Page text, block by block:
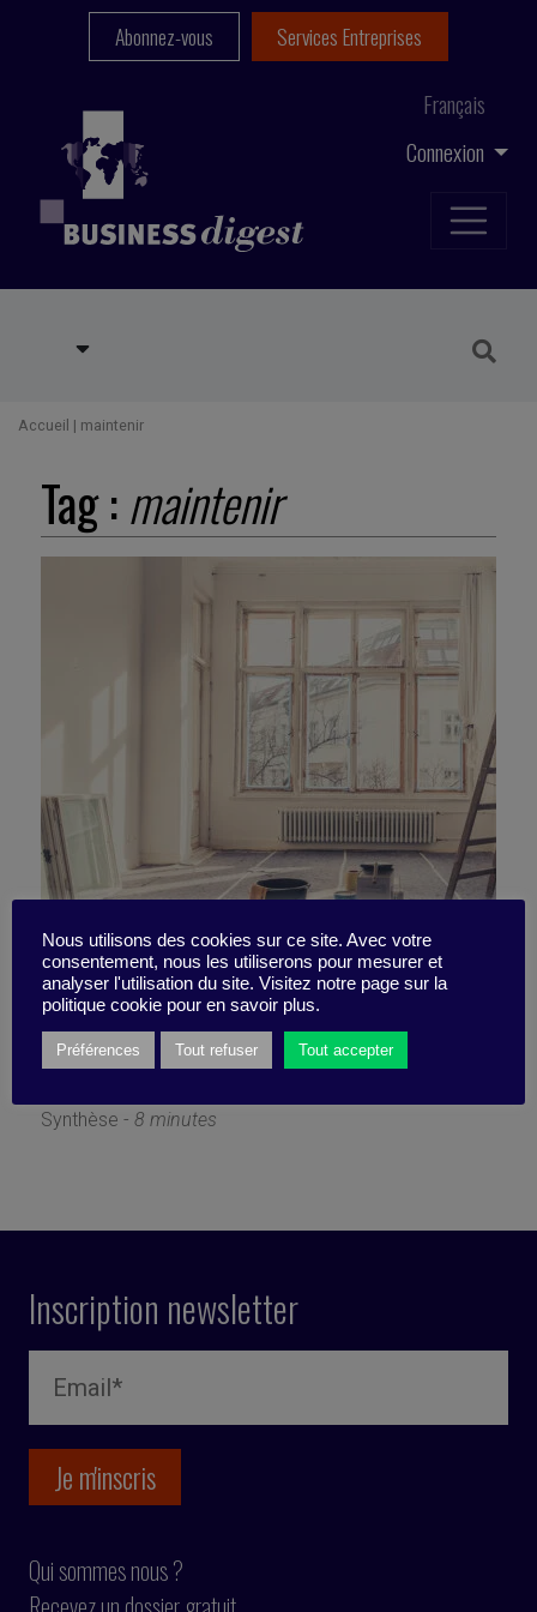
Loading...
Connexion
Français
Abonnez-vous Services Entreprises
Accueil | maintenir
Tag :maintenir
5 raisons d’entretenir dans
la durée
Synthèse - 8 minutes
Inscription newsletter
Qui sommes nous ?
Nous utilisons des cookies sur ce site. Avec votre
consentement, nous les utiliserons pour mesurer et
analyser l'utilisation du site. Visitez notre page sur la
politique cookie pour en savoir plus.
Préférences Tout refuser Tout accepter